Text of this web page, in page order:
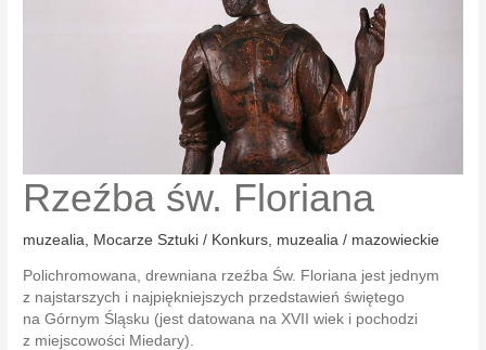
Rzeźba św. Floriana
muzealia Mocarze Sztuki / Konkurs muzealia / mazowieckie
Polichromowana, drewniana rzeźba Św. Floriana jest jednym
z najstarszych i najpiękniejszych przedstawień świętego
na Górnym Śląsku (jest datowana na XVII wiek i pochodzi
z miejscowości Miedary).